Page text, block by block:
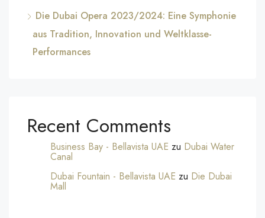
Die Dubai Opera 2023/2024: Eine Symphonie
aus Tradition, Innovation und Weltklasse-
Performances
Recent Comments
Business Bay - Bellavista UAE zu Dubai Water
Canal
Dubai Fountain - Bellavista UAE zu Die Dubai
Mall